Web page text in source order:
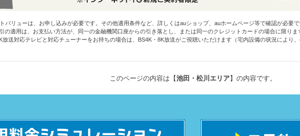
バリューは、お申し込みが必要です。その他適用条件など、詳しくはauショップ、auホームページ等で確認が必要で
の適用は、お支払い方法が、同一の金融機関口座からの引き落とし、または同一のクレジットカードの場合に限りま
放送対応テレビと対応チューナーをお持ちの場合は、BS4K・8K放送がご視聴いただけます（宅内設備の状況により
このページの内容は【池田・松川エリア】の内容です。